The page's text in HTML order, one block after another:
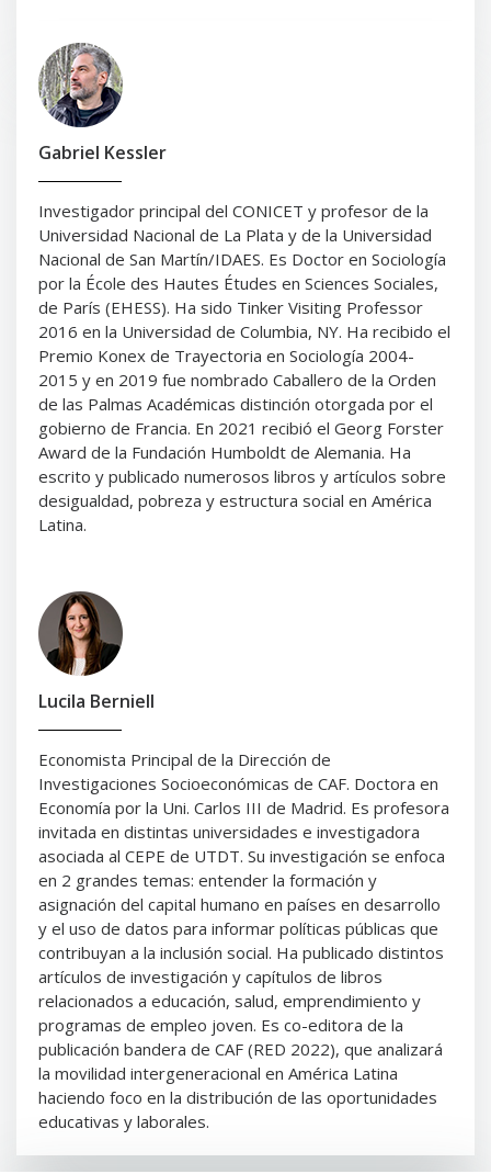
Gabriel Kessler
Investigador principal del CONICET y profesor de la
Universidad Nacional de La Plata y de la Universidad
Nacional de San Martín/IDAES. Es Doctor en Sociología
por la École des Hautes Études en Sciences Sociales,
de París (EHESS). Ha sido Tinker Visiting Professor
2016 en la Universidad de Columbia, NY. Ha recibido el
Premio Konex de Trayectoria en Sociología 2004-
2015 y en 2019 fue nombrado Caballero de la Orden
de las Palmas Académicas distinción otorgada por el
gobierno de Francia. En 2021 recibió el Georg Forster
Award de la Fundación Humboldt de Alemania. Ha
escrito y publicado numerosos libros y artículos sobre
desigualdad, pobreza y estructura social en América
Latina.
Lucila Berniell
Economista Principal de la Dirección de
Investigaciones Socioeconómicas de CAF. Doctora en
Economía por la Uni. Carlos III de Madrid. Es profesora
invitada en distintas universidades e investigadora
asociada al CEPE de UTDT. Su investigación se enfoca
en 2 grandes temas: entender la formación y
asignación del capital humano en países en desarrollo
y el uso de datos para informar políticas públicas que
contribuyan a la inclusión social. Ha publicado distintos
artículos de investigación y capítulos de libros
relacionados a educación, salud, emprendimiento y
programas de empleo joven. Es co-editora de la
publicación bandera de CAF (RED 2022), que analizará
la movilidad intergeneracional en América Latina
haciendo foco en la distribución de las oportunidades
educativas y laborales.